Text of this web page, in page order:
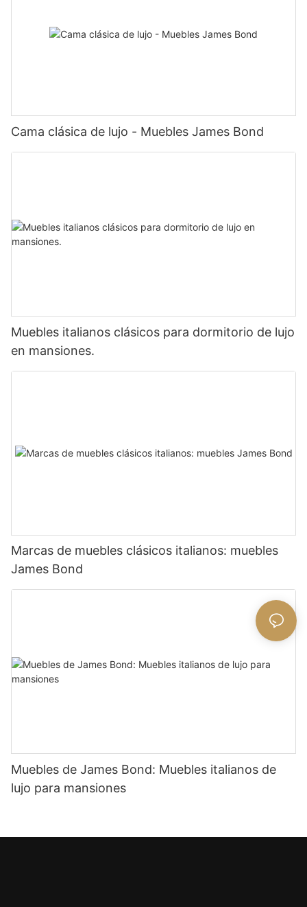
Cama clásica de lujo - Muebles James Bond
Muebles italianos clásicos para dormitorio de lujo
en mansiones.
Marcas de muebles clásicos italianos: muebles
James Bond
Muebles de James Bond: Muebles italianos de
lujo para mansiones